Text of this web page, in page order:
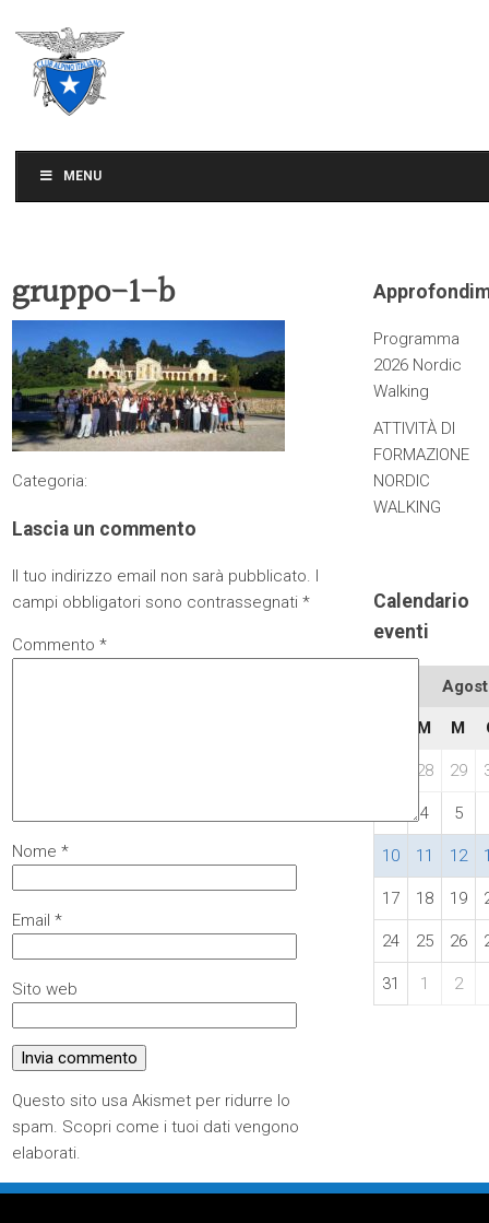
MENU
gruppo-1-b
Categoria:
Lascia un commento
Il tuo indirizzo email non sarà pubblicato. I
campi obbligatori sono contrassegnati*
Commento*
Nome*
Email*
Sito web
Questo sito usa Akismet per ridurre lo
spam. Scopri come i tuoi dati vengono
elaborati.
Programma
2026 Nordic
Walking
ATTIVITÀ DI
FORMAZIONE
NORDIC
WALKING
Calendario
eventi
M M
28 29
4 5
10 11 12
17 18 19
24 25 26
31 1 2